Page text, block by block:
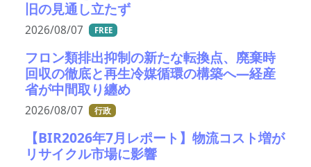
旧の見通し立たず
2026/08/07 FREE
フロン類排出抑制の新たな転換点、廃棄時
回収の徹底と再生冷媒循環の構築へ―経産
省が中間取り纏め
2026/08/07 行政
【BIR2026年7月レポート】物流コスト増が
リサイクル市場に影響